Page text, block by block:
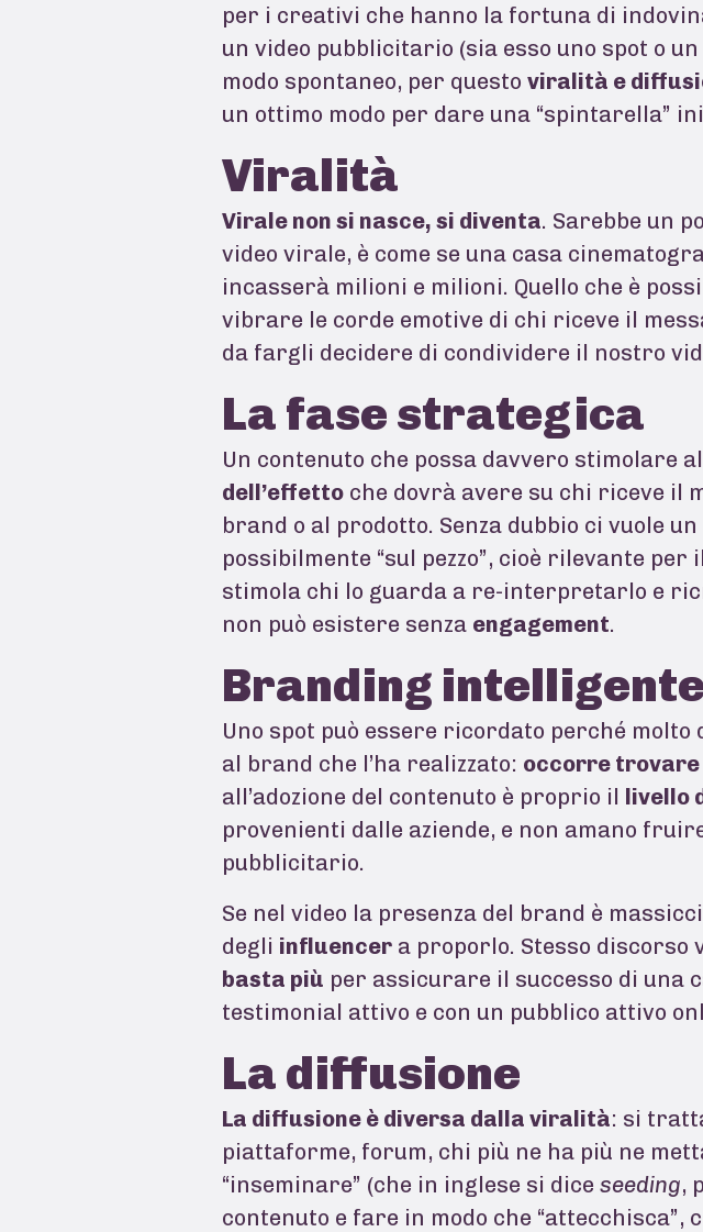
per i creativi che hanno la fortuna di
un video pubblicitario (sia esso uno spot o
modo spontaneo, per questo viralità e
un ottimo modo per dare una “spintarella”
Viralità
Virale non si nasce, si diventa. Sarebbe un
video virale, è come se una casa
incasserà milioni e milioni. Quello che è
vibrare le corde emotive di chi riceve il
da fargli decidere di condividere il nostro
La fase strategica
Un contenuto che possa davvero stimolare
dell’effetto che dovrà avere su chi riceve il
brand o al prodotto. Senza dubbio ci vuole
possibilmente “sul pezzo”, cioè rilevante
stimola chi lo guarda a re-interpretarlo e
non può esistere senza engagement.
Branding intelligente
Uno spot può essere ricordato perché
al brand che l’ha realizzato: occorre trovare
all’adozione del contenuto è proprio il livello
provenienti dalle aziende, e non amano
pubblicitario.
Se nel video la presenza del brand è
degli influencer a proporlo. Stesso discorso
basta più per assicurare il successo di una
testimonial attivo e con un pubblico attivo
La diffusione
La diffusione è diversa dalla viralità: si
piattaforme, forum, chi più ne ha più ne
“inseminare” (che in inglese si dice seeding,
contenuto e fare in modo che